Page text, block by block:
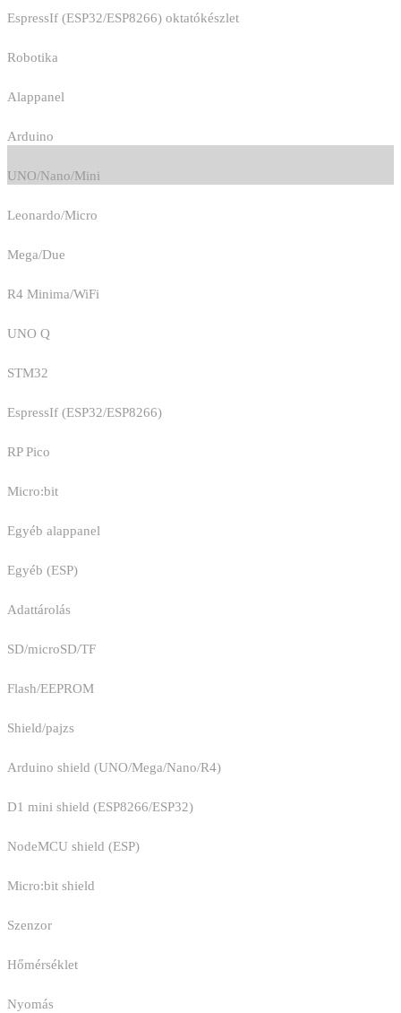
EspressIf (ESP32/ESP8266) oktatókészlet
Robotika
Alappanel
Arduino
UNO/Nano/Mini
Leonardo/Micro
Mega/Due
R4 Minima/WiFi
UNO Q
STM32
EspressIf (ESP32/ESP8266)
RP Pico
Micro:bit
Egyéb alappanel
Egyéb (ESP)
Adattárolás
SD/microSD/TF
Flash/EEPROM
Shield/pajzs
Arduino shield (UNO/Mega/Nano/R4)
D1 mini shield (ESP8266/ESP32)
NodeMCU shield (ESP)
Micro:bit shield
Szenzor
Hőmérséklet
Nyomás